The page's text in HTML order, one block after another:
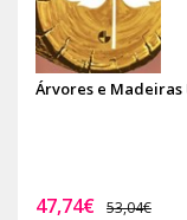
Árvores e Madeiras
47,74€ 53,04€